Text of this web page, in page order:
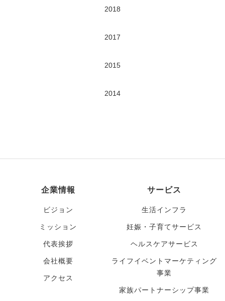
2018
2017
2015
2014
企業情報
ビジョン
ミッション
代表挨拶
会社概要
アクセス
サービス
生活インフラ
妊娠・子育てサービス
ヘルスケアサービス
ライフイベントマーケティング
事業
家族パートナーシップ事業